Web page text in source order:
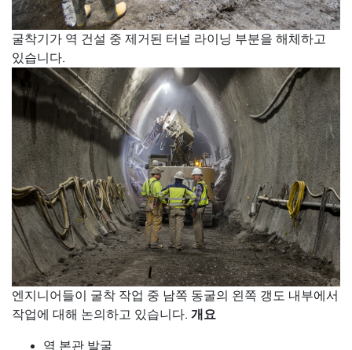
굴착기가 역 건설 중 제거된 터널 라이닝 부분을 해체하고
있습니다.
엔지니어들이 굴착 작업 중 남쪽 동굴의 왼쪽 갱도 내부에서
작업에 대해 논의하고 있습니다. 개요
역 본관 발굴